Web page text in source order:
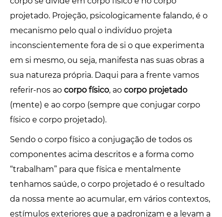
projetado. Projeção, psicologicamente falando, é o
mecanismo pelo qual o indivíduo projeta
inconscientemente fora de si o que experimenta
em si mesmo, ou seja, manifesta nas suas obras a
sua natureza própria. Daqui para a frente vamos
referir-nos ao corpo físico, ao corpo projetado
(mente) e ao corpo (sempre que conjugar corpo
físico e corpo projetado).
Sendo o corpo físico a conjugação de todos os
componentes acima descritos e a forma como
“trabalham” para que física e mentalmente
tenhamos saúde, o corpo projetado é o resultado
da nossa mente ao acumular, em vários contextos,
estímulos exteriores que a padronizam e a levam a